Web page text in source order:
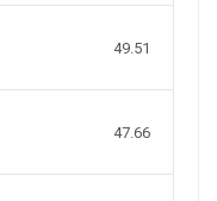
49.51
47.66